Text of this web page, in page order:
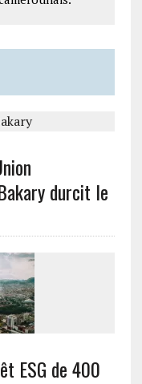
durcit le
ESG de 400